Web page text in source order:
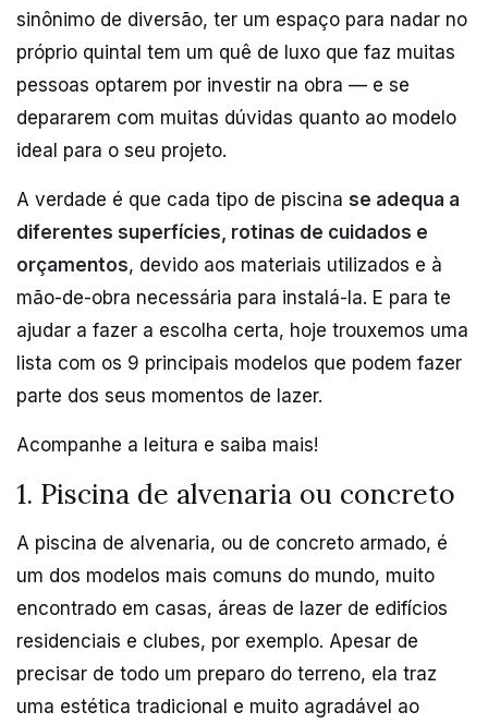
sinônimo de diversão, ter um espaço para nadar no
próprio quintal tem um quê de luxo que faz muitas
pessoas optarem por investir na obra — e se
depararem com muitas dúvidas quanto ao modelo
ideal para o seu projeto.
A verdade é que cada tipo de piscina se adequa a
diferentes superfícies, rotinas de cuidados e
orçamentos, devido aos materiais utilizados e à
mão-de-obra necessária para instalá-la. E para te
ajudar a fazer a escolha certa, hoje trouxemos uma
lista com os 9 principais modelos que podem fazer
parte dos seus momentos de lazer.
Acompanhe a leitura e saiba mais!
1. Piscina de alvenaria ou concreto
A piscina de alvenaria, ou de concreto armado, é
um dos modelos mais comuns do mundo, muito
encontrado em casas, áreas de lazer de edifícios
residenciais e clubes, por exemplo. Apesar de
precisar de todo um preparo do terreno, ela traz
uma estética tradicional e muito agradável ao